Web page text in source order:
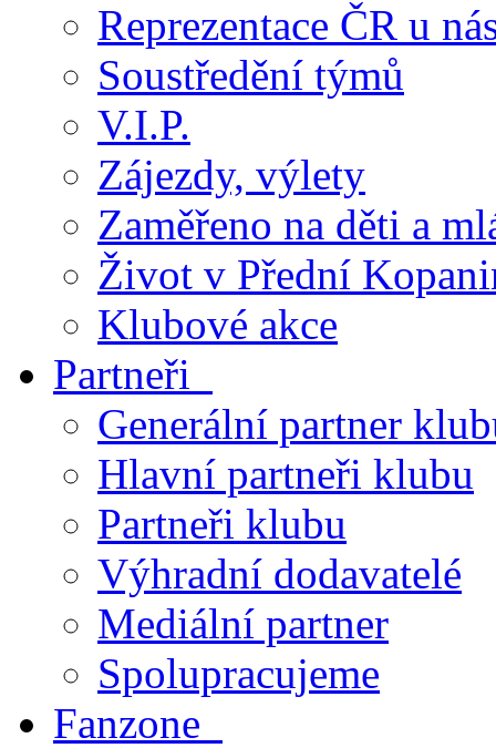
Reprezentace ČR u
Soustředění týmů
V.I.P.
Zájezdy, výlety
Zaměřeno na děti a
Život v Přední
Klubové akce
Partneři
Generální partner
Hlavní partneři klubu
Partneři klubu
Výhradní dodavatelé
Mediální partner
Spolupracujeme
Fanzone